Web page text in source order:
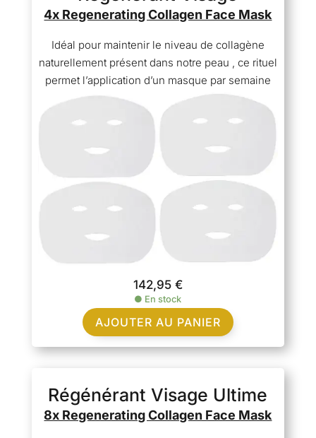
4x Regenerating Collagen Face Mask
Idéal pour maintenir le niveau de collagène
naturellement présent dans notre peau , ce rituel
permet l’application d’un masque par semaine
142,95 €
● En stock
AJOUTER AU PANIER
Régénérant Visage Ultime
8x Regenerating Collagen Face Mask